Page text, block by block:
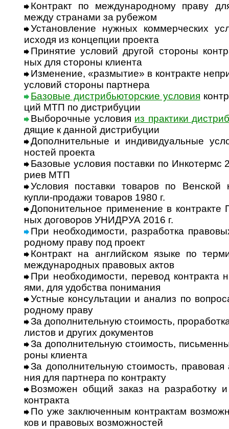
Контракт по международному праву
между стра­нами за рубе­жом
Установление нужных коммерческих
исходя из кон­цеп­ции про­екта
Принятие условий другой стороны
ных для сто­роны кли­ента
Изменение, «размытие» в контракте
усло­вий сто­роны парт­нера
Базовые дистрибьюторские условия
ций МТП по дист­ри­буции
Выборочные условия из прак­тики
дя­щие к дан­ной дист­ри­буции
Дополнительные и индивидуальные
нос­тей про­екта
Базовые условия поставки по
риев МТП
Условия поставки товаров по Венской
купли-­про­дажи това­ров 1980 г.
Допонительное применение в
ных дого­во­ров УНИДРУА 2016 г.
При необходимости, разработка
род­ному праву под про­ект
Контракт на английском языке по
меж­ду­на­род­ных пра­во­вых актов
При необходимости, перевод контракта
ями, для удоб­ства пони­мания
Устные консультации и анализ по
род­ному праву
За дополнительную стоимость,
лис­тов и дру­гих доку­мен­тов
За дополнительную стоимость,
роны кли­ента
За дополнительную стоимость,
ния для парт­нера по конт­ракту
Возможен общий заказ на разработку
конт­ракта
По уже заключенным контрактам
ков и пра­во­вых воз­мож­ностей